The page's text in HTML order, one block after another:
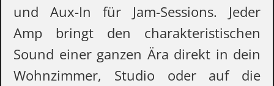
und Aux-In für Jam-Sessions. Jeder
Amp bringt den charakteristischen
Sound einer ganzen Ära direkt in dein
Wohnzimmer, Studio oder auf die